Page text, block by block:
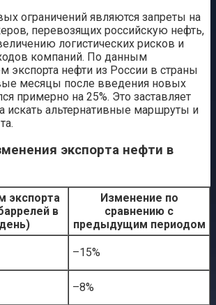
ограничений являются запреты на
перевозящих российскую нефть,
логистических рисков и
компаний. По данным
экспорта нефти из России в страны
месяцы после введения новых
примерно на 25%. Это заставляет
искать альтернативные маршруты и
экспорта нефти в
экспорта
в
день)
Изменение по
сравнению с
предыдущим периодом
–15%
–8%